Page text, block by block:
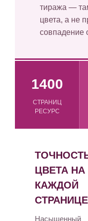
тиража —
цвета, а не
совпадение
1400
СТРАНИЦ
РЕСУРС
ЦВЕТА НА
КАЖДОЙ
СТРАНИЦЕ
Насыщенный